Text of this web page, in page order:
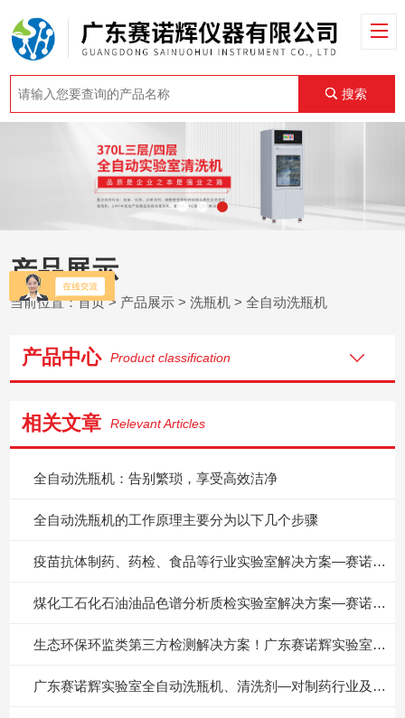
搜索
产品展示
当前位置：首页> 产品展示 >洗瓶机 >全自动洗瓶机
产品中心 Product classification
相关文章 Relevant Articles
全自动洗瓶机：告别繁琐，享受高效洁净
全自动洗瓶机的工作原理主要分为以下几个步骤
疫苗抗体制药、药检、食品等行业实验室解决方案—赛诺辉实验室全自动洗瓶机
煤化工石化石油油品色谱分析质检实验室解决方案—赛诺辉实验室全自动洗瓶机
生态环保环监类第三方检测解决方案！广东赛诺辉实验室全自动洗瓶机
广东赛诺辉实验室全自动洗瓶机、清洗剂—对制药行业及药检院所的价值意义